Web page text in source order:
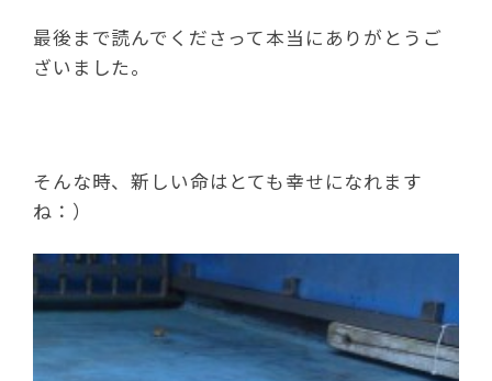
最後まで読んでくださって本当にありがとうご
ざいました。
そんな時、新しい命はとても幸せになれます
ね：）